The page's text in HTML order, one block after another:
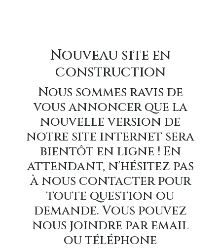
Nouveau site en
construction
Nous sommes ravis de
vous annoncer que la
nouvelle version de
notre site internet sera
bientôt en ligne ! En
attendant, n'hésitez pas
à nous contacter pour
toute question ou
demande. Vous pouvez
nous joindre par email
ou téléphone